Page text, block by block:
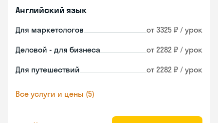
Английский язык
Для маркетологов от 3325 ₽ / урок
Деловой - для бизнеса от 2282 ₽ / урок
Для путешествий от 2282 ₽ / урок
Все услуги и цены (5)